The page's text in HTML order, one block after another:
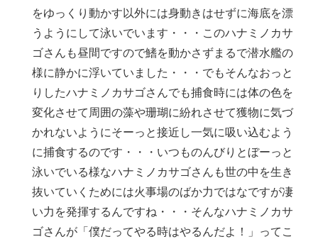
をゆっくり動かす以外には身動きはせずに海底を漂
うようにして泳いでいます・・・このハナミノカサ
ゴさんも昼間ですので鰭を動かさずまるで潜水艦の
様に静かに浮いていました・・・でもそんなおっと
りしたハナミノカサゴさんでも捕食時には体の色を
変化させて周囲の藻や珊瑚に紛れさせて獲物に気づ
かれないようにそーっと接近し一気に吸い込むよう
に捕食するのです・・・いつものんびりとぼーっと
泳いでいる様なハナミノカサゴさんも世の中を生き
抜いていくためには火事場のばか力ではなですが凄
い力を発揮するんですね・・・そんなハナミノカサ
ゴさんが「僕だってやる時はやるんだよ！」ってこ